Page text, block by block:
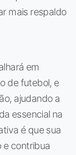
mais respaldo
em
de futebol, e
ajudando a
essencial na
é que sua
e contribua